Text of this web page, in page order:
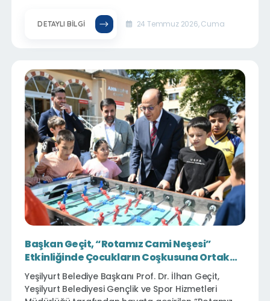
mahalle sakinlerinin talep ve önerilerini yerinde
DETAYLI BILGI 24 Temmuz 2026, Cuma
Başkan Geçit, “Rotamız Cami Neşesi”
Etkinliğinde Çocukların Coşkusuna Ortak
Oldu
Yeşilyurt Belediye Başkanı Prof. Dr. İlhan Geçit,
Yeşilyurt Belediyesi Gençlik ve Spor Hizmetleri